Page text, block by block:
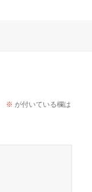
※ が付いている欄は